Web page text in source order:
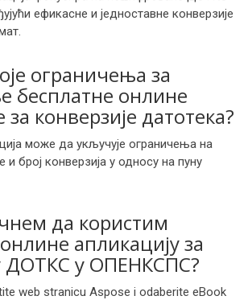
ефикасне и једноставне конверзије
ограничења за
бесплатне онлине
за конверзије датотека?
може да укључује ограничења на
и број конверзија у односу на пуну
да користим
апликацију за
ДОТКС у ОПЕНКСПС?
web stranicu Aspose i odaberite eBook